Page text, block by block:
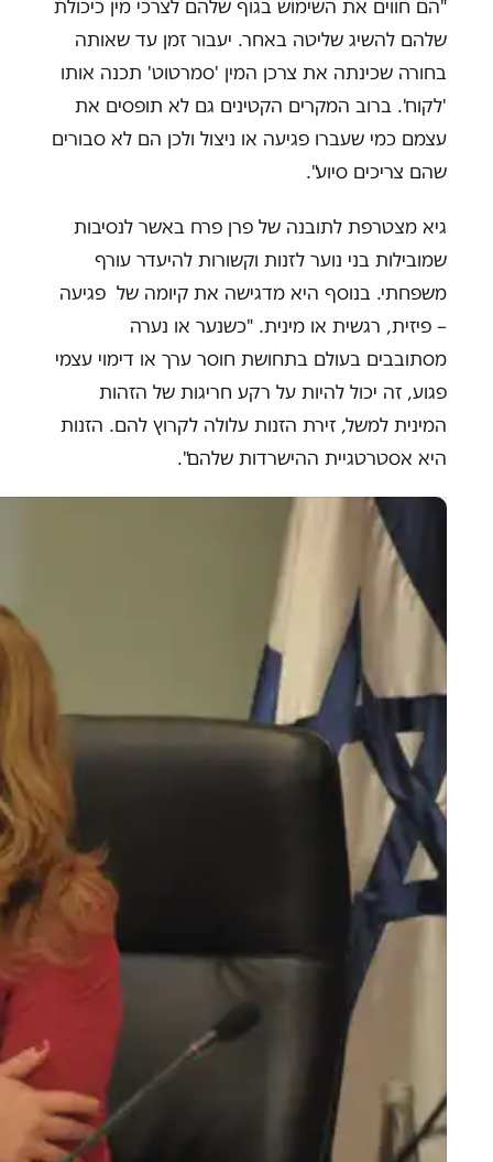
"הם חווים את השימוש בגוף שלהם לצרכי מין כיכולת
שלהם להשיג שליטה באחר. יעבור זמן עד שאותה
בחורה שכינתה את צרכן המין 'סמרטוט' תכנה אותו
'לקוח'. ברוב המקרים הקטינים גם לא תופסים את
עצמם כמי שעברו פגיעה או ניצול ולכן הם לא סבורים
שהם צריכים סיוע".
גיא מצטרפת לתובנה של פרן פרח באשר לנסיבות
שמובילות בני נוער לזנות וקשורות להיעדר עורף
משפחתי. בנוסף היא מדגישה את קיומה של פגיעה
– פיזית, רגשית או מינית. "כשנער או נערה
מסתובבים בעולם בתחושת חוסר ערך או דימוי עצמי
פגוע, זה יכול להיות על רקע חריגות של הזהות
המינית למשל, זירת הזנות עלולה לקרוץ להם. הזנות
היא אסטרטגיית ההישרדות שלהם".